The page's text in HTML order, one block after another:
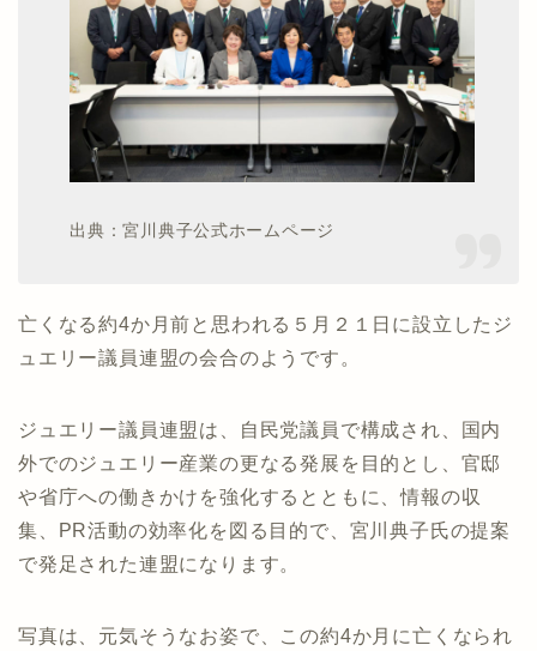
出典：宮川典子公式ホームページ
亡くなる約4か月前と思われる５月２１日に設立したジ
ュエリー議員連盟の会合のようです。
ジュエリー議員連盟は、自民党議員で構成され、国内
外でのジュエリー産業の更なる発展を目的とし、官邸
や省庁への働きかけを強化するとともに、情報の収
集、PR活動の効率化を図る目的で、宮川典子氏の提案
で発足された連盟になります。
写真は、元気そうなお姿で、この約4か月に亡くなられ